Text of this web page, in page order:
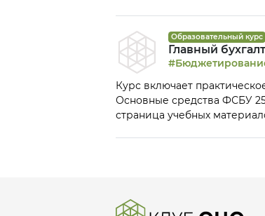
налогов 80% практики /
государственного
квалификации
заданий) После успешной
Образовательный курс
Главный
Курс включает практическое применение
Основные средства ФСБУ
страница учебных